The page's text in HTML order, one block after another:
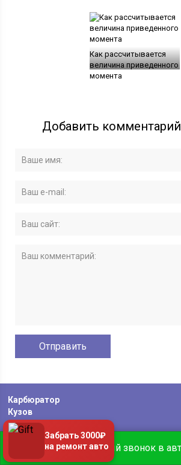
Как рассчитывается
величина приведенного
момента
Добавить комментарий
Карбюратор
Кузов
Мотор
Реставрация
Электроника
Бесплатный звонок в
Забрать 3000₽
на ремонт авто